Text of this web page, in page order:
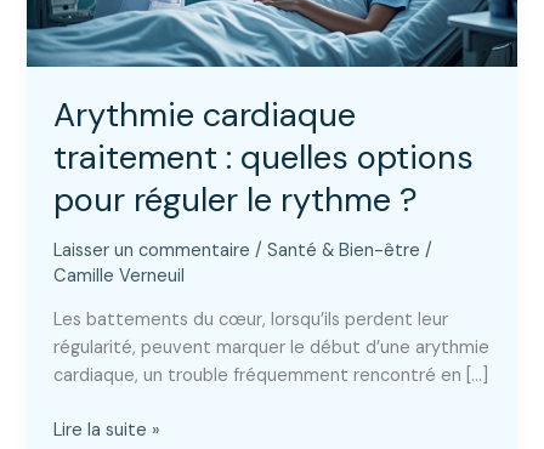
Arythmie cardiaque
traitement : quelles options
pour réguler le rythme ?
Laisser un commentaire /Santé & Bien-être /
Camille Verneuil
Les battements du cœur, lorsqu’ils perdent leur
régularité, peuvent marquer le début d’une arythmie
cardiaque, un trouble fréquemment rencontré en […]
Arythmie
Lire la suite »